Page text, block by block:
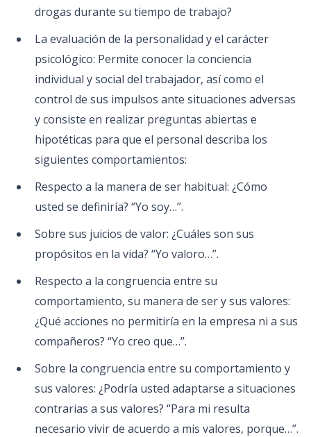
drogas durante su tiempo de trabajo?
La evaluación de la personalidad y el carácter
psicológico: Permite conocer la conciencia
individual y social del trabajador, así como el
control de sus impulsos ante situaciones adversas
y consiste en realizar preguntas abiertas e
hipotéticas para que el personal describa los
siguientes comportamientos:
Respecto a la manera de ser habitual: ¿Cómo
usted se definiría? “Yo soy…”.
Sobre sus juicios de valor: ¿Cuáles son sus
propósitos en la vida? “Yo valoro…”.
Respecto a la congruencia entre su
comportamiento, su manera de ser y sus valores:
¿Qué acciones no permitiría en la empresa ni a sus
compañeros? “Yo creo que…”.
Sobre la congruencia entre su comportamiento y
sus valores: ¿Podría usted adaptarse a situaciones
contrarias a sus valores? “Para mi resulta
necesario vivir de acuerdo a mis valores, porque…”.